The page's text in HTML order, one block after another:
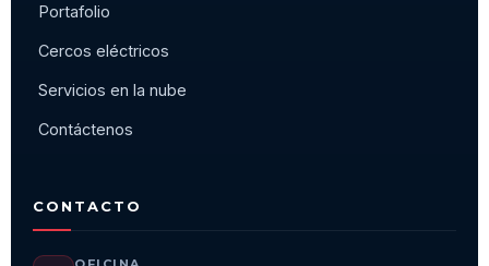
Portafolio
Cercos eléctricos
Servicios en la nube
Contáctenos
CONTACTO